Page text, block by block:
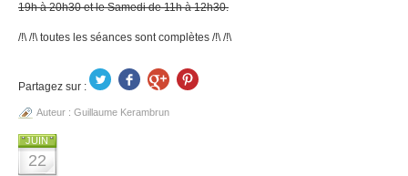
19h à 20h30 et le Samedi de 11h à 12h30.
/!\ /!\ toutes les séances sont complètes /!\ /!\
Partagez sur :
Auteur : Guillaume Kerambrun
JUIN
22